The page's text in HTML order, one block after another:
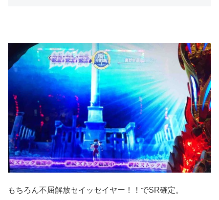
もちろん不屈解放セイッセイヤー！！でSR確定。